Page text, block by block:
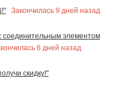
Закончилась 9 дней назад
элементом
6 дней назад
скидку!"